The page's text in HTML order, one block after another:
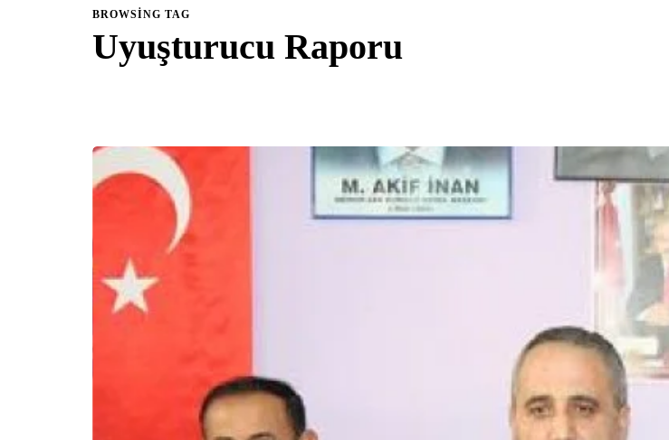
BROWSING TAG
Uyuşturucu Raporu